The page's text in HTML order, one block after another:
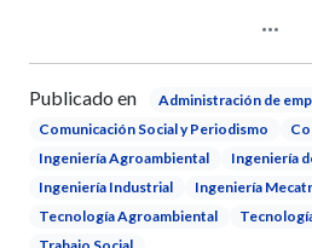
Publicado en
Administración de
Comunicación Social y Periodismo
Ingeniería Agroambiental
Ingeniería
Ingeniería Industrial
Ingeniería
Tecnología Agroambiental